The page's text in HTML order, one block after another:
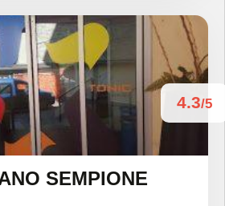
4.3/5
SEMPIONE